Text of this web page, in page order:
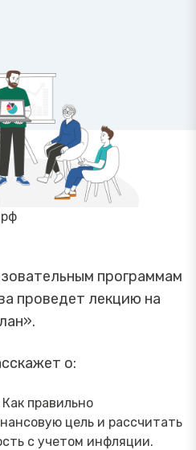
программам
проведет лекцию на
о:
правильно
цель и рассчитать
с учетом инфляции.